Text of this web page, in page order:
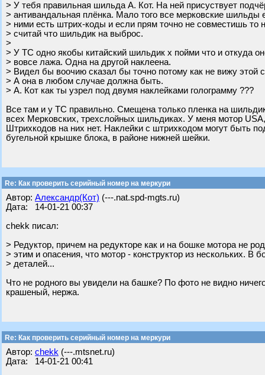
> У тебя правильная шильда А. Кот. На ней присуствует
> антивандальная плёнка. Мало того все мерковские шильды
> ними есть штрих-коды и если прям точно не совместишь то
> считай что шильдик на выброс.
>
> У ТС одно якобы китайский шильдик х пойми что и откуда
> вовсе лажа. Одна на другой наклеена.
> Видел бы воочию сказал бы точно потому как не вижу этой
> А она в любом случае должна быть.
> А. Кот как ты узрел под двумя наклейками голограмму ???
Все там и у ТС правильно. Смещена только пленка на
всех Мерковских, трехслойных шильдиках. У меня мотор
Штрихкодов на них нет. Наклейки с штрихкодом могут быть
бугельной крышке блока, в районе нижней шейки.
Re: Как проверить серийный номер на меркури
Автор: Александр(Кот) (---.nat.spd-mgts.ru)
Дата: 14-01-21 00:37
chekk писал:
> Редуктор, причем на редукторе как и на бошке мотора не
> этим и опасения, что мотор - конструктор из нескольких. В
> деталей...
Что не родного вы увидели на башке? По фото не видно
крашеный, нержа.
Re: Как проверить серийный номер на меркури
Автор: chekk (---.mtsnet.ru)
Дата: 14-01-21 00:41